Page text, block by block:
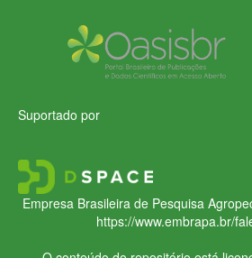
Suportado por
Empresa Brasileira de Pesquisa
https://www.embrapa.br/